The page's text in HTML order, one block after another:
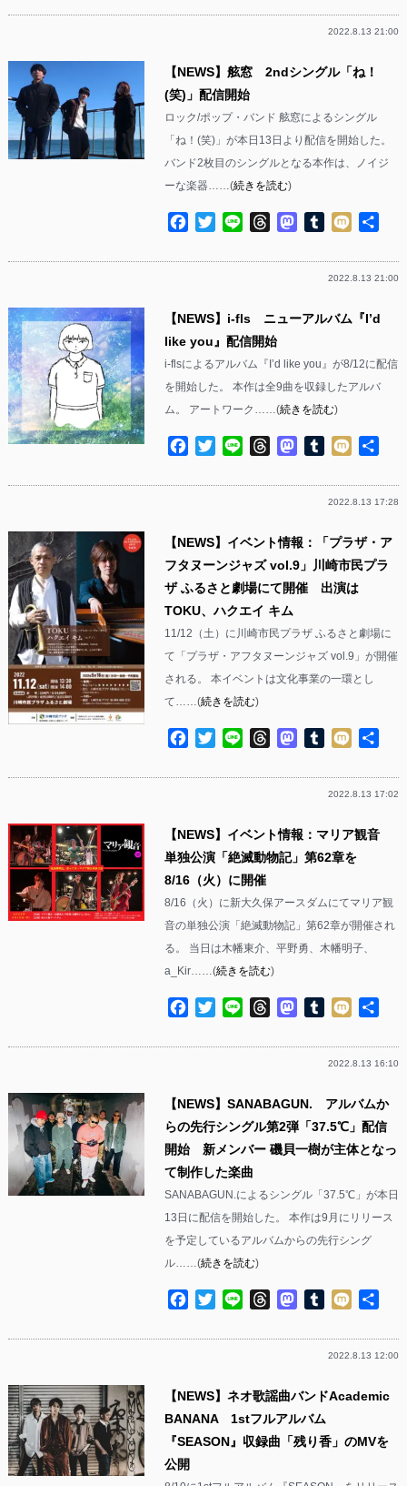
2022.8.13 21:00
【NEWS】舷窓 2ndシングル「ね！
(笑)」配信開始
ロック/ポップ・バンド 舷窓によるシングル
「ね！(笑)」が本日13日より配信を開始した。
バンド2枚目のシングルとなる本作は、ノイジ
ーな楽器……(続きを読む)
Facebook
TwitterLine ThreadsMastodon
Tumblr
Mixi
2022.8.13 21:00
【NEWS】i-fls ニューアルバム『I’d
like you』配信開始
i-flsによるアルバム『I’d like you』が8/12に配信
を開始した。 本作は全9曲を収録したアルバ
ム。 アートワーク……(続きを読む)
Facebook
TwitterLine ThreadsMastodon
Tumblr
Mixi
2022.8.13 17:28
【NEWS】イベント情報：「プラザ・ア
フタヌーンジャズ vol.9」川崎市民プラ
ザ ふるさと劇場にて開催 出演は
TOKU、ハクエイ キム
11/12（土）に川崎市民プラザ ふるさと劇場に
て「プラザ・アフタヌーンジャズ vol.9」が開催
される。 本イベントは文化事業の一環とし
て……(続きを読む)
Facebook
TwitterLine ThreadsMastodon
Tumblr
Mixi
2022.8.13 17:02
【NEWS】イベント情報：マリア観音
単独公演「絶滅動物記」第62章を
8/16（火）に開催
8/16（火）に新大久保アースダムにてマリア観
音の単独公演「絶滅動物記」第62章が開催され
る。 当日は木幡東介、平野勇、木幡明子、
a_Kir……(続きを読む)
Facebook
TwitterLine ThreadsMastodon
Tumblr
Mixi
2022.8.13 16:10
【NEWS】SANABAGUN. アルバムか
らの先行シングル第2弾「37.5℃」配信
開始 新メンバー 磯貝一樹が主体となっ
て制作した楽曲
SANABAGUN.によるシングル「37.5℃」が本日
13日に配信を開始した。 本作は9月にリリース
を予定しているアルバムからの先行シング
ル……(続きを読む)
Facebook
TwitterLine ThreadsMastodon
Tumblr
Mixi
2022.8.13 12:00
【NEWS】ネオ歌謡曲バンドAcademic
BANANA 1stフルアルバム
『SEASON』収録曲「残り香」のMVを
公開